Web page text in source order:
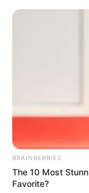
BRAINBERRIES
The 10 Most
Favorite?